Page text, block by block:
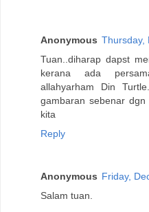
Anonymous Thursday,
Tuan..diharap dapst
kerana ada
allahyarham Din
gambaran sebenar
kita
Reply
Anonymous Friday,
Salam tuan.